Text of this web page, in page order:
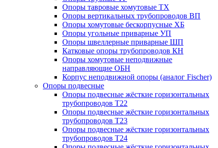
Опоры тавровые хомутовые ТХ
Опоры вертикальных трубопроводов ВП
Опоры хомутовые бескорпусные ХБ
Опоры угольные приварные УП
Опоры швеллерные приварные ШП
Катковые опоры трубопроводов КН
Опоры хомутовые неподвижные
направляющие ОБН
Корпус неподвижной опоры (аналог Fischer)
Опоры подвесные
Опоры подвесные жёсткие горизонтальных
трубопроводов Т22
Опоры подвесные жёсткие горизонтальных
трубопроводов Т23
Опоры подвесные жёсткие горизонтальных
трубопроводов Т24